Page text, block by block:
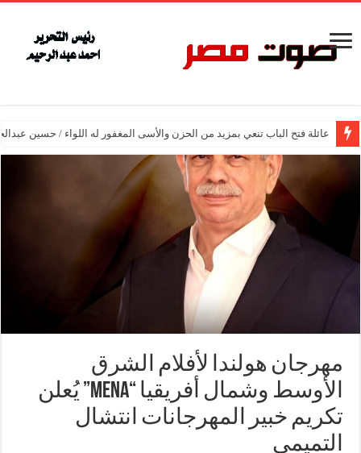
عائلة فتح الباب تنعي بمزيد من الحزن والأسى المغفور له اللواء / حسين
مهرجان هولندا لأفلام الشرق
الأوسط وشمال أفريقيا “MENA” يُعلن
تكريم خبير المهرجانات انتشال
التميمي